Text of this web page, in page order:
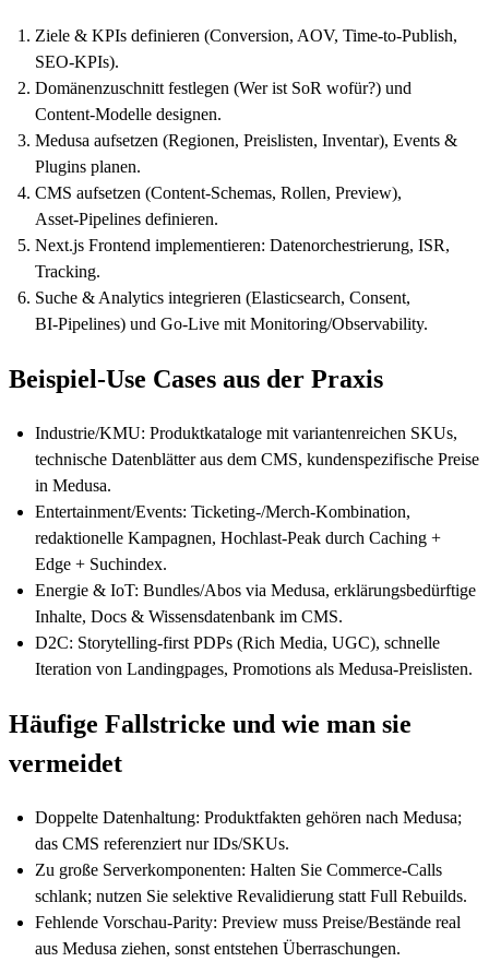
Ziele & KPIs definieren (Conversion, AOV, Time‑to‑Publish,
SEO‑KPIs).
Domänenzuschnitt festlegen (Wer ist SoR wofür?) und
Content‑Modelle designen.
Medusa aufsetzen (Regionen, Preislisten, Inventar), Events &
Plugins planen.
CMS aufsetzen (Content‑Schemas, Rollen, Preview),
Asset‑Pipelines definieren.
Next.js Frontend implementieren: Datenorchestrierung, ISR,
Tracking.
Suche & Analytics integrieren (Elasticsearch, Consent,
BI‑Pipelines) und Go‑Live mit Monitoring/Observability.
Beispiel-Use Cases aus der Praxis
Industrie/KMU: Produktkataloge mit variantenreichen SKUs,
technische Datenblätter aus dem CMS, kundenspezifische Preise
in Medusa.
Entertainment/Events: Ticketing-/Merch-Kombination,
redaktionelle Kampagnen, Hochlast‑Peak durch Caching +
Edge + Suchindex.
Energie & IoT: Bundles/Abos via Medusa, erklärungsbedürftige
Inhalte, Docs & Wissensdatenbank im CMS.
D2C: Storytelling-first PDPs (Rich Media, UGC), schnelle
Iteration von Landingpages, Promotions als Medusa-Preislisten.
Häufige Fallstricke und wie man sie
vermeidet
Doppelte Datenhaltung: Produktfakten gehören nach Medusa;
das CMS referenziert nur IDs/SKUs.
Zu große Serverkomponenten: Halten Sie Commerce‑Calls
schlank; nutzen Sie selektive Revalidierung statt Full Rebuilds.
Fehlende Vorschau‑Parity: Preview muss Preise/Bestände real
aus Medusa ziehen, sonst entstehen Überraschungen.